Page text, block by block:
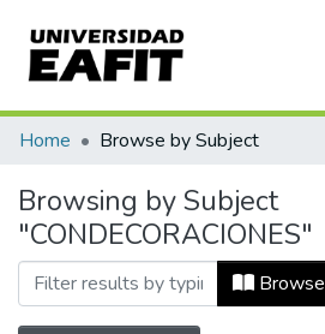
Communities & Collections
All of DSpace
Home Browse by Subject
Browsing by Subject
"CONDECORACIONES"
Browse